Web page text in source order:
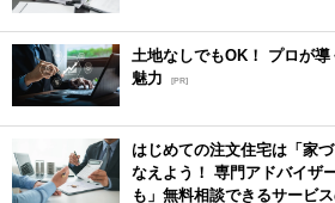
土地なしでもOK！ プロが
魅力
[PR]
はじめての注文住宅は「家
なえよう！ 専門アドバイザ
も」無料相談できるサービ